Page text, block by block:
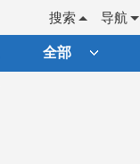
导航
搜索
全部